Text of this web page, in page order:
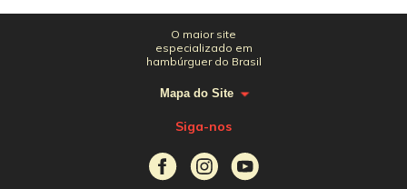
O maior site
especializado em
hambúrguer do Brasil
Mapa do Site
Siga-nos